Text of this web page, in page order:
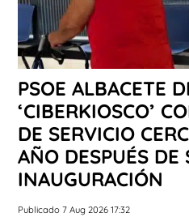
PSOE ALBACETE
‘CIBERKIOSCO’
DE SERVICIO
AÑO DESPUÉS DE
INAUGURACIÓN
Publicado 7 Aug 2026 17:32